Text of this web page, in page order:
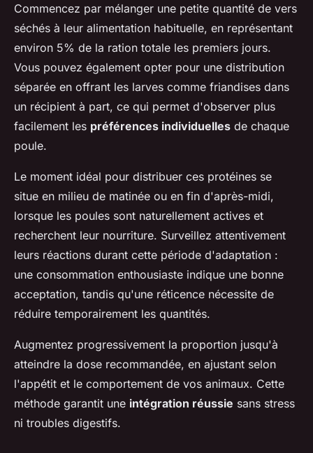
Commencez par mélanger une petite quantité de vers
séchés à leur alimentation habituelle, en représentant
environ 5% de la ration totale les premiers jours.
Vous pouvez également opter pour une distribution
séparée en offrant les larves comme friandises dans
un récipient à part, ce qui permet d'observer plus
facilement les préférences individuelles de chaque
poule.
Le moment idéal pour distribuer ces protéines se
situe en milieu de matinée ou en fin d'après-midi,
lorsque les poules sont naturellement actives et
recherchent leur nourriture. Surveillez attentivement
leurs réactions durant cette période d'adaptation :
une consommation enthousiaste indique une bonne
acceptation, tandis qu'une réticence nécessite de
réduire temporairement les quantités.
Augmentez progressivement la proportion jusqu'à
atteindre la dose recommandée, en ajustant selon
l'appétit et le comportement de vos animaux. Cette
méthode garantit une intégration réussie sans stress
ni troubles digestifs.